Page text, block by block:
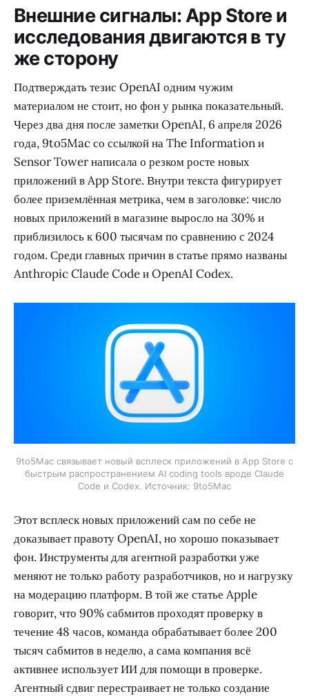
Внешние сигналы: App Store и
исследования двигаются в ту
же сторону
Подтверждать тезис OpenAI одним чужим
материалом не стоит, но фон у рынка показательный.
Через два дня после заметки OpenAI, 6 апреля 2026
года, 9to5Mac со ссылкой на The Information и
Sensor Tower написала о резком росте новых
приложений в App Store. Внутри текста фигурирует
более приземлённая метрика, чем в заголовке: число
новых приложений в магазине выросло на 30% и
приблизилось к 600 тысячам по сравнению с 2024
годом. Среди главных причин в статье прямо названы
Anthropic Claude Code и OpenAI Codex.
9to5Mac связывает новый всплеск приложений в App Store с
быстрым распространением AI coding tools вроде Claude
Code и Codex. Источник: 9to5Mac
Этот всплеск новых приложений сам по себе не
доказывает правоту OpenAI, но хорошо показывает
фон. Инструменты для агентной разработки уже
меняют не только работу разработчиков, но и нагрузку
на модерацию платформ. В той же статье Apple
говорит, что 90% сабмитов проходят проверку в
течение 48 часов, команда обрабатывает более 200
тысяч сабмитов в неделю, а сама компания всё
активнее использует ИИ для помощи в проверке.
Агентный сдвиг перестраивает не только создание